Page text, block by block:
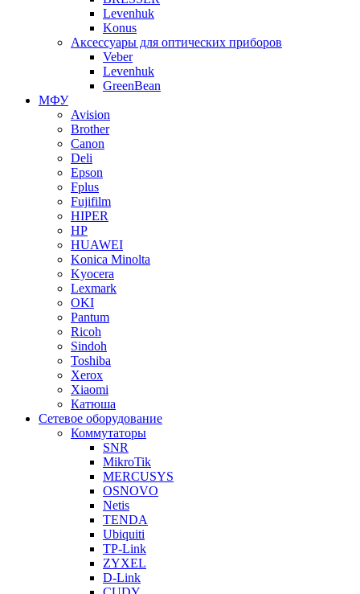
Levenhuk
Konus
Аксессуары для оптических приборов
Veber
Levenhuk
GreenBean
МФУ
Avision
Brother
Canon
Deli
Epson
Fplus
Fujifilm
HIPER
HP
HUAWEI
Konica Minolta
Kyocera
Lexmark
OKI
Pantum
Ricoh
Sindoh
Toshiba
Xerox
Xiaomi
Катюша
Сетевое оборудование
Коммутаторы
SNR
MikroTik
MERCUSYS
OSNOVO
Netis
TENDA
Ubiquiti
TP-Link
ZYXEL
D-Link